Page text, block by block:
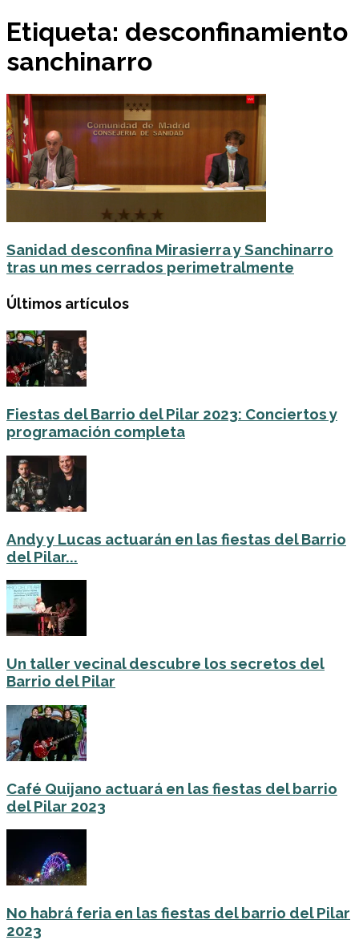
Etiqueta: desconfinamiento
sanchinarro
Sanidad desconfina Mirasierra y Sanchinarro
tras un mes cerrados perimetralmente
Últimos artículos
Fiestas del Barrio del Pilar 2023: Conciertos y
programación completa
Andy y Lucas actuarán en las fiestas del Barrio
del Pilar...
Un taller vecinal descubre los secretos del
Barrio del Pilar
Café Quijano actuará en las fiestas del barrio
del Pilar 2023
No habrá feria en las fiestas del barrio del Pilar
2023